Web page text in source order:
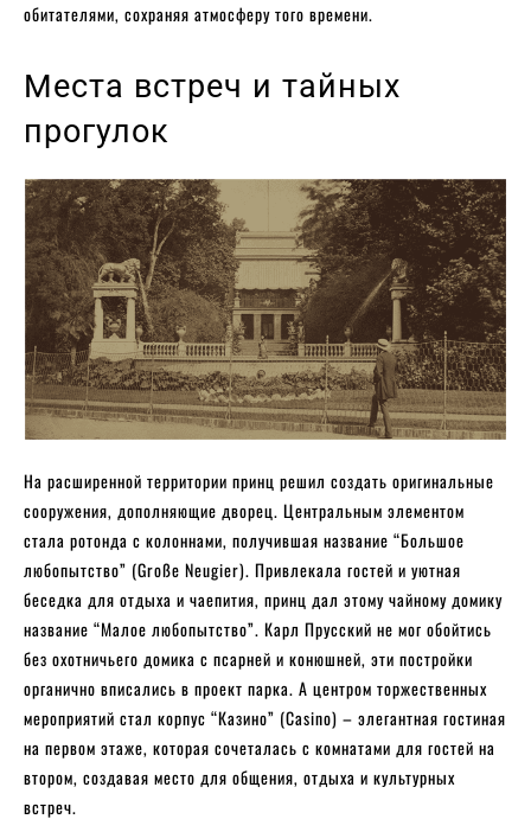
обитателями, сохраняя атмосферу того времени.
Места встреч и тайных
прогулок
На расширенной территории принц решил создать оригинальные
сооружения, дополняющие дворец. Центральным элементом
стала ротонда с колоннами, получившая название “Большое
любопытство” (Große Neugier). Привлекала гостей и уютная
беседка для отдыха и чаепития, принц дал этому чайному домику
название “Малое любопытство”. Карл Прусский не мог обойтись
без охотничьего домика с псарней и конюшней, эти постройки
органично вписались в проект парка. А центром торжественных
мероприятий стал корпус “Казино” (Casino) – элегантная гостиная
на первом этаже, которая сочеталась с комнатами для гостей на
втором, создавая место для общения, отдыха и культурных
встреч.